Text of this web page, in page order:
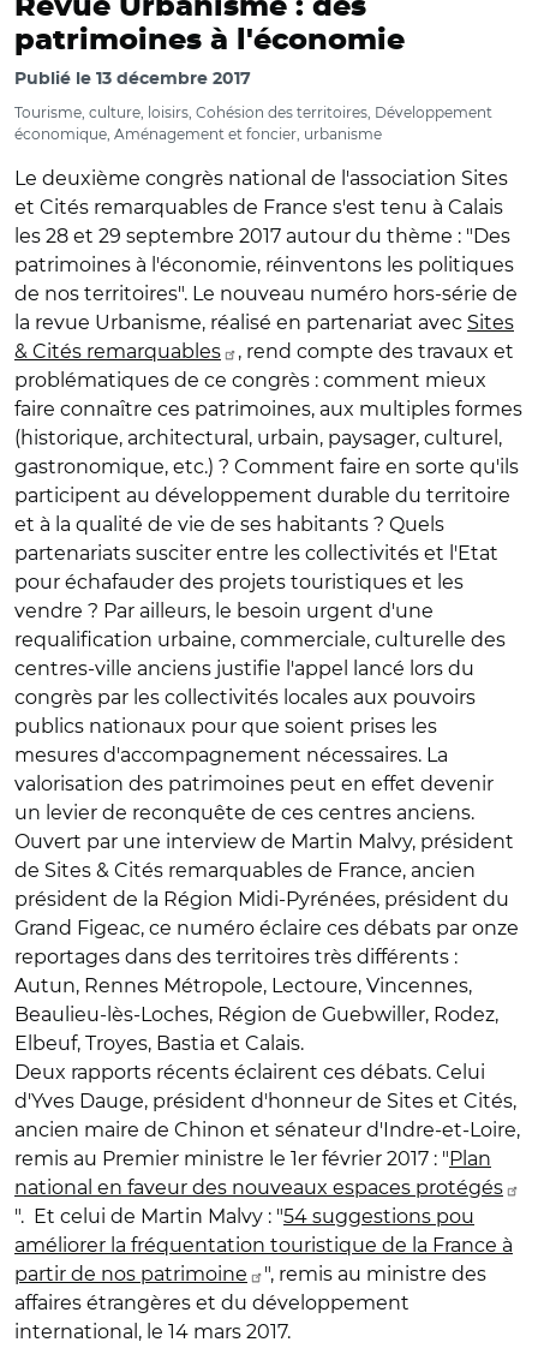
Revue Urbanisme : des
patrimoines à l'économie
Publié le 13 décembre 2017
Tourisme, culture, loisirs, Cohésion des territoires, Développement
économique, Aménagement et foncier, urbanisme
Le deuxième congrès national de l'association Sites
et Cités remarquables de France s'est tenu à Calais
les 28 et 29 septembre 2017 autour du thème : "Des
patrimoines à l'économie, réinventons les politiques
de nos territoires". Le nouveau numéro hors-série de
la revue Urbanisme, réalisé en partenariat avec Sites
& Cités remarquables
, rend compte des travaux et
problématiques de ce congrès : comment mieux
faire connaître ces patrimoines, aux multiples formes
(historique, architectural, urbain, paysager, culturel,
gastronomique, etc.) ? Comment faire en sorte qu'ils
participent au développement durable du territoire
et à la qualité de vie de ses habitants ? Quels
partenariats susciter entre les collectivités et l'Etat
pour échafauder des projets touristiques et les
vendre ? Par ailleurs, le besoin urgent d'une
requalification urbaine, commerciale, culturelle des
centres-ville anciens justifie l'appel lancé lors du
congrès par les collectivités locales aux pouvoirs
publics nationaux pour que soient prises les
mesures d'accompagnement nécessaires. La
valorisation des patrimoines peut en effet devenir
un levier de reconquête de ces centres anciens.
Ouvert par une interview de Martin Malvy, président
de Sites & Cités remarquables de France, ancien
président de la Région Midi-Pyrénées, président du
Grand Figeac, ce numéro éclaire ces débats par onze
reportages dans des territoires très différents :
Autun, Rennes Métropole, Lectoure, Vincennes,
Beaulieu-lès-Loches, Région de Guebwiller, Rodez,
Elbeuf, Troyes, Bastia et Calais.
Deux rapports récents éclairent ces débats. Celui
d'Yves Dauge, président d'honneur de Sites et Cités,
ancien maire de Chinon et sénateur d'Indre-et-Loire,
remis au Premier ministre le 1er février 2017 : "Plan
national en faveur des nouveaux espaces protégés
". Et celui de Martin Malvy : "54 suggestions pou
améliorer la fréquentation touristique de la France à
partir de nos patrimoine
", remis au ministre des
affaires étrangères et du développement
international, le 14 mars 2017.